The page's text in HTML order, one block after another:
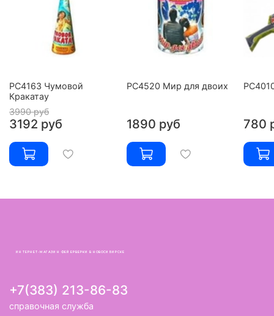
РС4163 Чумовой
Кракатау
3990 руб
3192 руб
РС4520 Мир для двоих
1890 руб 780
ИНТЕРНЕТ-МАГАЗИН ФЕЙЕРВЕРКИ В НОВОСИБИРСКЕ
+7(383) 213-86-83
справочная служба